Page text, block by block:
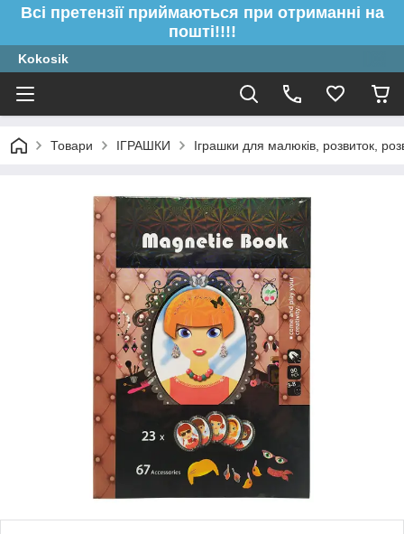
Всі претензії приймаються при отриманні на
пошті!!!!
Kokosik
Товари ІГРАШКИ Іграшки для малюків, розвиток,